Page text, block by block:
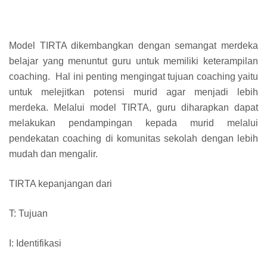
Model TIRTA dikembangkan dengan semangat merdeka
belajar yang menuntut guru untuk memiliki keterampilan
coaching. Hal ini penting mengingat tujuan coaching yaitu
untuk melejitkan potensi murid agar menjadi lebih
merdeka. Melalui model TIRTA, guru diharapkan dapat
melakukan pendampingan kepada murid melalui
pendekatan coaching di komunitas sekolah dengan lebih
mudah dan mengalir.
TIRTA kepanjangan dari
T: Tujuan
I: Identifikasi